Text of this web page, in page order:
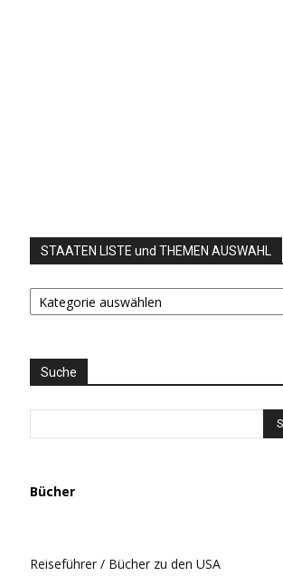
STAATEN LISTE und THEMEN AUSWAHL
STAATEN
LISTE
AUSWAHL
Suche
Bücher
Reiseführer / Bücher zu den USA